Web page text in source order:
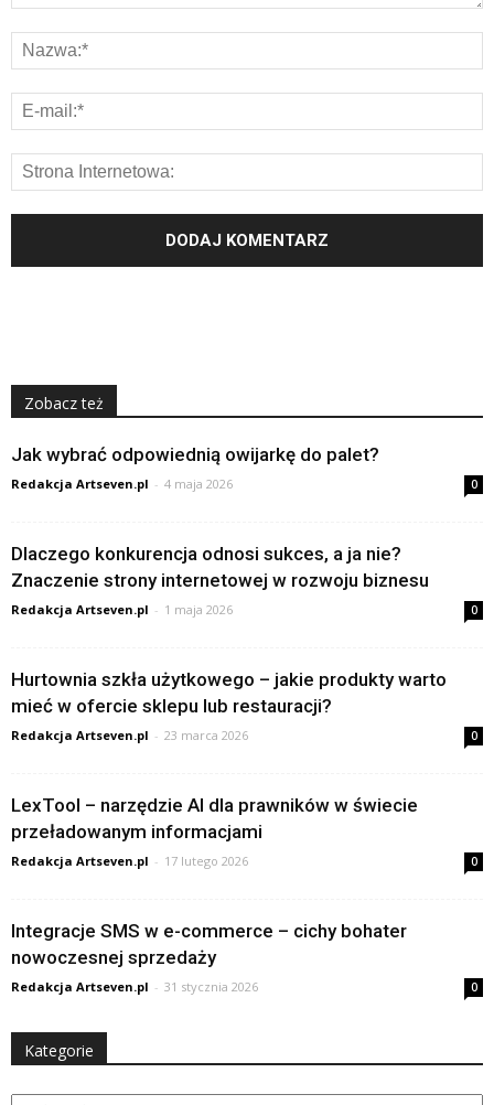
Zobacz też
Jak wybrać odpowiednią owijarkę do palet?
Redakcja Artseven.pl - 4 maja 2026 0
Dlaczego konkurencja odnosi sukces, a ja nie?
Znaczenie strony internetowej w rozwoju biznesu
Redakcja Artseven.pl - 1 maja 2026 0
Hurtownia szkła użytkowego – jakie produkty warto
mieć w ofercie sklepu lub restauracji?
Redakcja Artseven.pl - 23 marca 2026 0
LexTool – narzędzie AI dla prawników w świecie
przeładowanym informacjami
Redakcja Artseven.pl - 17 lutego 2026 0
Integracje SMS w e-commerce – cichy bohater
nowoczesnej sprzedaży
Redakcja Artseven.pl - 31 stycznia 2026 0
Kategorie
Kategorie